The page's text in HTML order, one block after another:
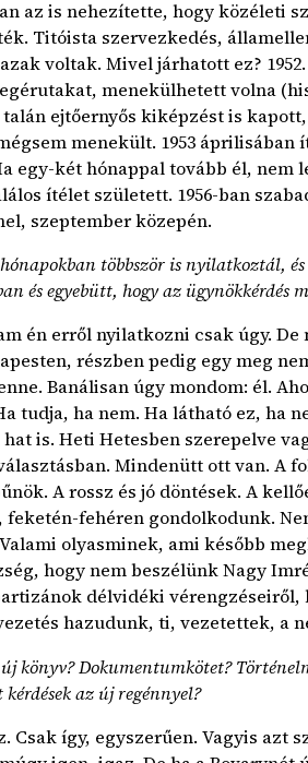
az is nehezítette, hogy közéleti
Titóista szervezkedés,
voltak. Mivel járhatott ez?
menekülhetett volna
ejtőernyős kiképzést is
menekült. 1953
egy-két hónappal tovább él,
ítélet született. 1956-ban
szeptember közepén.
többször is nyilatkoztál,
és egyebütt, hogy az ügynökkérdés
én erről nyilatkozni csak úgy.
részben pedig egy meg
Banálisan úgy mondom: él.
tudja, ha nem. Ha látható ez, ha
is. Heti Hetesben szerepelve
Mindenütt ott van. A
A rossz és jó döntések. A
feketén-fehéren gondolkodunk.
olyasminek, ami később
hogy nem beszélünk Nagy
délvidéki vérengzéseiről,
hazudunk, ti, vezetettek, a
könyv? Dokumentumkötet?
az új regénnyel?
Csak így, egyszerűen. Vagyis azt